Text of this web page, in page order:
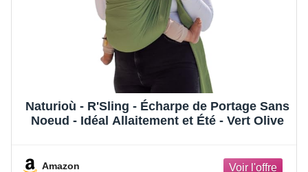
Naturioù - R'Sling - Écharpe de Portage Sans
Noeud - Idéal Allaitement et Été - Vert Olive
Amazon